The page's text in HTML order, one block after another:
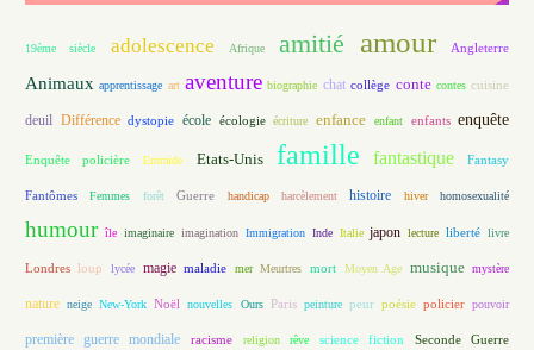
19ème siècle adolescence Afrique amitié amour Angleterre
Animaux apprentissage art aventure biographie chat collège conte contes cuisine
deuil Différence dystopie école écologie écriture enfance enfant enfants enquête
Enquête policière Entraide Etats-Unis famille fantastique Fantasy
Fantômes Femmes forêt Guerre handicap harcèlement histoire hiver homosexualité
humour île imaginaire imagination Immigration Inde Italie japon lecture liberté livre
Londres loup lycée magie maladie mer Meurtres mort Moyen Age musique mystère
nature neige New-York Noël nouvelles Ours Paris peinture peur poésie policier pouvoir
première guerre mondiale racisme religion rêve science fiction Seconde Guerre